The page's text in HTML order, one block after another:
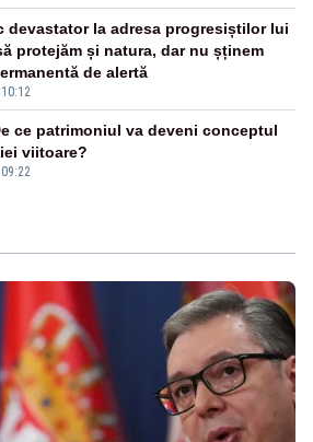
devastator la adresa progresiștilor lui
protejăm și natura, dar nu șținem
de alertă
ce patrimoniul va deveni conceptul
viitoare?